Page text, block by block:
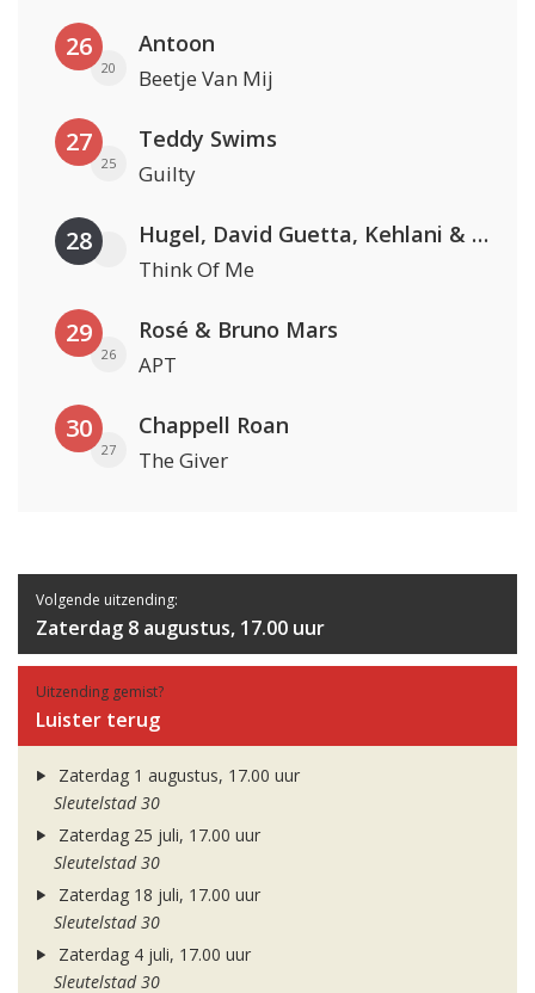
26
20
Antoon
Beetje Van Mij
27
25
Teddy Swims
Guilty
28 Hugel, David Guetta, Kehlani & Daecolm
Think Of Me
29
26
Rosé & Bruno Mars
APT
30
27
Chappell Roan
The Giver
Volgende uitzending:
Zaterdag 8 augustus, 17.00 uur
Uitzending gemist?
Luister terug
Zaterdag 1 augustus, 17.00 uur
Sleutelstad 30
Zaterdag 25 juli, 17.00 uur
Sleutelstad 30
Zaterdag 18 juli, 17.00 uur
Sleutelstad 30
Zaterdag 4 juli, 17.00 uur
Sleutelstad 30